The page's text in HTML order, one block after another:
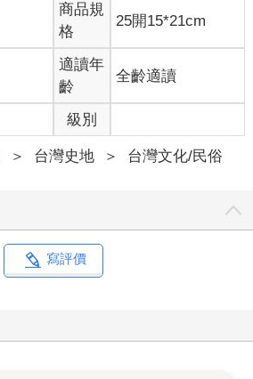
商品規
格
25開15*21cm
適讀年
齡
全齡適讀
級別
＞ 台灣史地 ＞ 台灣文化/民俗
寫評價